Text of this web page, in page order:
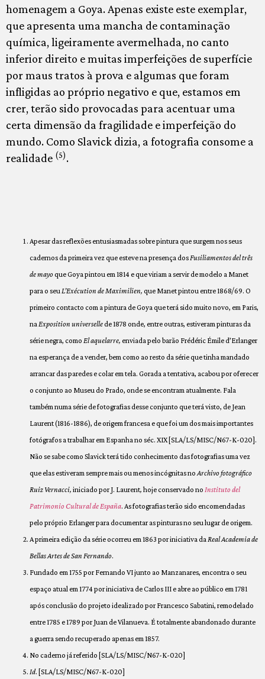
homenagem a Goya. Apenas existe este exemplar,
que apresenta uma mancha de contaminação
química, ligeiramente avermelhada, no canto
inferior direito e muitas imperfeições de superfície
por maus tratos à prova e algumas que foram
infligidas ao próprio negativo e que, estamos em
crer, terão sido provocadas para acentuar uma
certa dimensão da fragilidade e imperfeição do
mundo. Como Slavick dizia, a fotografia consome a
realidade (5).
Apesar das reflexões entusiasmadas sobre pintura que surgem nos seus
cadernos da primeira vez que esteve na presença dosFusiliamentos del três
de mayo que Goya pintou em 1814 e que viriam a servir de modelo a Manet
para o seuL’Exécution de Maximilien, que Manet pintou entre 1868/69. O
primeiro contacto com a pintura de Goya que terá sido muito novo, em Paris,
naExposition universellede 1878 onde, entre outras, estiveram pinturas da
série negra, como El aquelarre, enviada pelo barão Frédéric Émile d’Erlanger
na esperança de a vender, bem como ao resto da série que tinha mandado
arrancar das paredes e colar em tela. Gorada a tentativa, acabou por oferecer
o conjunto ao Museu do Prado, onde se encontram atualmente. Fala
também numa série de fotografias desse conjunto que terá visto, de Jean
Laurent (1816-1886), de origem francesa e que foi um dos mais importantes
fotógrafos a trabalhar em Espanha no séc. XIX [SLA/LS/MISC/N67-K-020].
Não se sabe como Slavick terá tido conhecimento das fotografias uma vez
que elas estiveram sempre mais ou menos incógnitas noArchivo fotográfico
Ruiz Vernacci, iniciado por J. Laurent, hoje conservado no Instituto del
Patrimonio Cultural de España. As fotografias terão sido encomendadas
pelo próprio Erlanger para documentar as pinturas no seu lugar de origem.
A primeira edição da série ocorreu em 1863 por iniciativa daReal Academia de
Bellas Artes de San Fernando.
Fundado em 1755 por Fernando VI junto ao Manzanares, encontra o seu
espaço atual em 1774 por iniciativa de Carlos III e abre ao público em 1781
após conclusão do projeto idealizado por Francesco Sabatini, remodelado
entre 1785 e 1789 por Juan de Vilanueva. É totalmente abandonado durante
a guerra sendo recuperado apenas em 1857.
No caderno já referido [SLA/LS/MISC/N67-K-020]
Id. [SLA/LS/MISC/N67-K-020]